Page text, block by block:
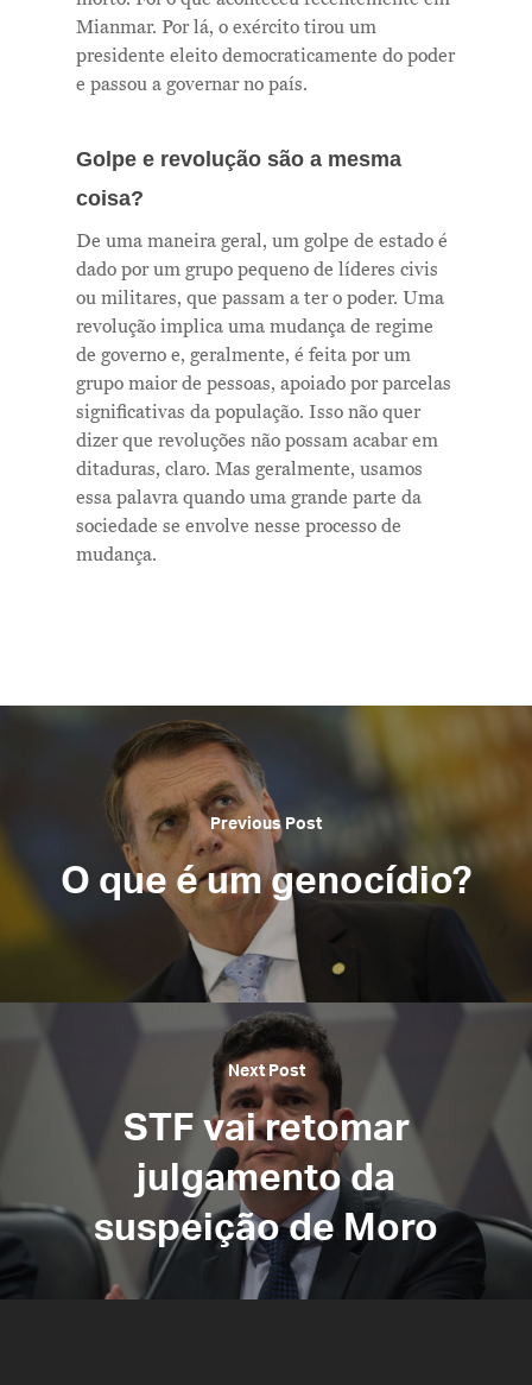
Mianmar. Por lá, o exército tirou um
presidente eleito democraticamente do poder
e passou a governar no país.
Golpe e revolução são a mesma
coisa?
De uma maneira geral, um golpe de estado é
dado por um grupo pequeno de líderes civis
ou militares, que passam a ter o poder. Uma
revolução implica uma mudança de regime
de governo e, geralmente, é feita por um
grupo maior de pessoas, apoiado por parcelas
significativas da população. Isso não quer
dizer que revoluções não possam acabar em
ditaduras, claro. Mas geralmente, usamos
essa palavra quando uma grande parte da
sociedade se envolve nesse processo de
mudança.
Previous Post
O que é um genocídio?
Next Post
STF vai retomar
julgamento da
suspeição de Moro
Contatos